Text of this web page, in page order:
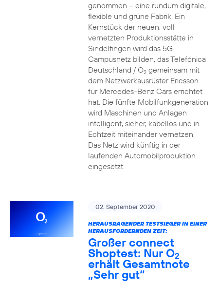
genommen – eine rundum digitale,
flexible und grüne Fabrik. Ein
Kernstück der neuen, voll
vernetzten Produktionsstätte in
Sindelfingen wird das 5G-
Campusnetz bilden, das Telefónica
Deutschland / O2gemeinsam mit
dem Netzwerkausrüster Ericsson
für Mercedes-Benz Cars errichtet
hat. Die fünfte Mobilfunkgeneration
wird Maschinen und Anlagen
intelligent, sicher, kabellos und in
Echtzeit miteinander vernetzen.
Das Netz wird künftig in der
laufenden Automobilproduktion
eingesetzt.
02. September 2020
HERAUSRAGENDER TESTSIEGER IN EINER
HERAUSFORDERNDEN ZEIT:
Großer connect
Shoptest: Nur O2
erhält Gesamtnote
„Sehr gut“